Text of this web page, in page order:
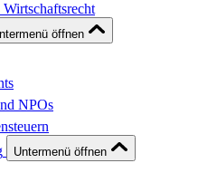
öffnen
NPOs
Untermenü öffnen